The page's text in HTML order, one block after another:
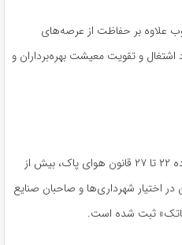
علاوه بر حفاظت از عرصه‌های
و تقویت معیشت بهره‌برداران و
وی خاطرنشان کرد: در قالب اجرای ماده ۲۲ تا ۲۷ قانون هوای پاک، بیش از
اختیار شهرداری‌ها و صاحبان صنایع
ثبت شده است.